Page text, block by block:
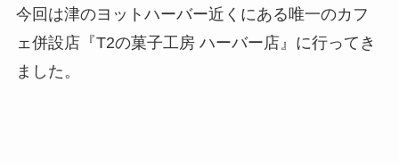
今回は津のヨットハーバー近くにある唯一のカフ
ェ併設店『T2の菓子工房 ハーバー店』に行ってき
ました。